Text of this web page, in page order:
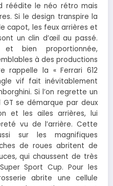
réédite le néo rétro mais
Si le design transpire la
capot, les feux arrières et
un clin d’œil au passé.
et bien proportionnée,
à des productions
rappelle la « Ferrari 612
vif fait inévitablement
Si l’on regrette un
GT se démarque par deux
et les ailes arrières, lui
vu de l’arrière. Cette
sur les magnifiques
de roues abritent de
qui chaussent de très
Sport Cup. Pour les
abrite une cellule